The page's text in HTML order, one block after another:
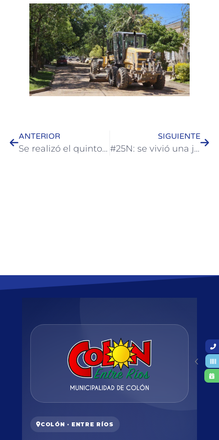
ANTERIOR
Se realizó el quinto Encuentro Internacional Familia Volkswagen
SIGUIENTE
#25N: se vivió una jornada de visibilización en Colón
COLÓN · ENTRE RÍOS